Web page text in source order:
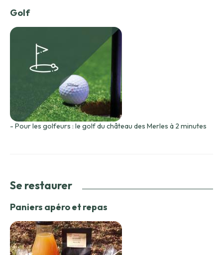
Golf
- Pour les golfeurs : le golf du château des Merles à 2 minutes
Se restaurer
Paniers apéro et repas